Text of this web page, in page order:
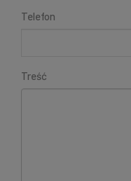
Telefon
Treść